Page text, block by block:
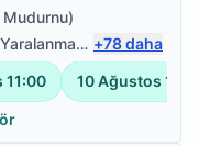
Mudurnu)
,Protez
+78daha
11:00 10 Ağustos